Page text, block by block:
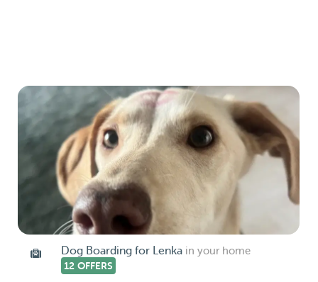
Dog Boarding for Lenka in your home
12 OFFERS